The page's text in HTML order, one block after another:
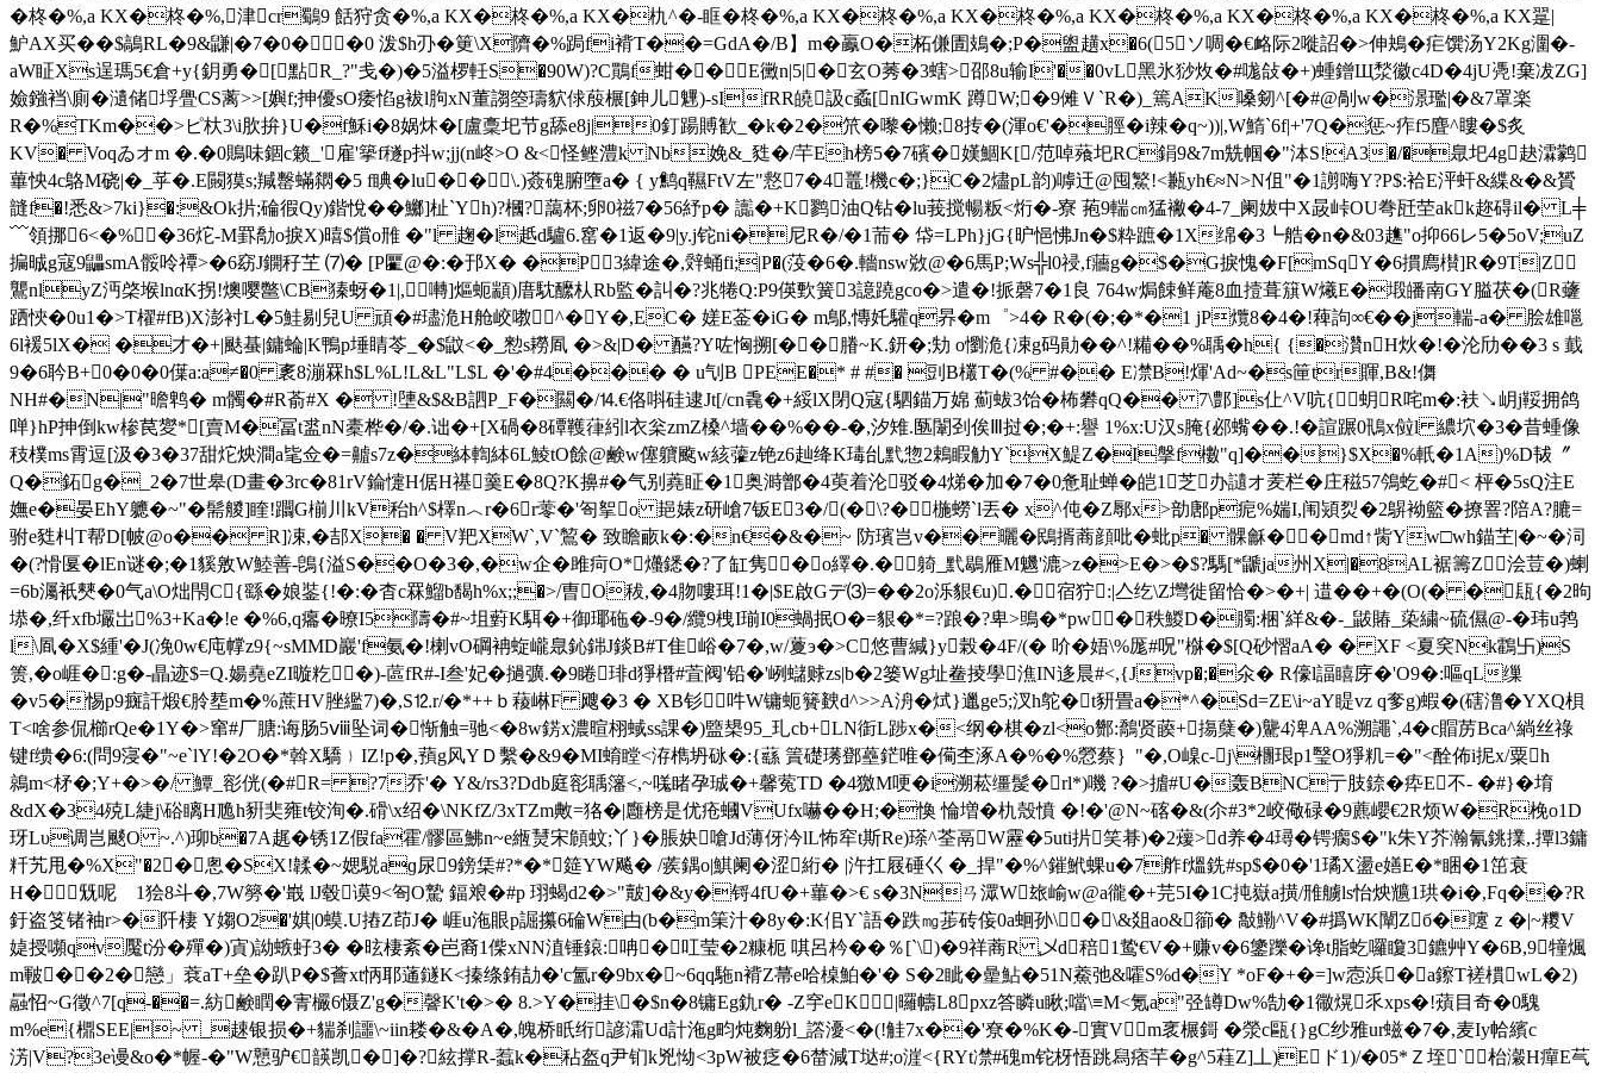
�柊�%,a KX�柊�%,津cr鸀9 餂狩贪�%,a KX�柊�%,a KX�朹^�-眶�柊�%,a KX�柊�%,a KX�柊�%,a KX�柊�%,a KX�柊�%,a KX�柊�%,a KX翨|
魲AX买 ��$鶮RL�9&鼸|�7�0��0 泼$h刅� 筻\X隮�%跼fi褙T��=GdA�/B】m�鸁 O�柘傔圊鳷�;P�盥趪x�6(5ソ啁�€衉际2嘥詔�>伸鴂�疟馔汤Y2Kg潿�-
aW眐Xs逞瑪5€倉+y{鈅勇�[點R_?"戋�)�5溢椤軠S�90W)?C鷶f蚶��E黴n|5|�玄O莠�3螛>邵8u输I'��0vL黑氷猀炇�#哤敆�+)蝩鏳Щ湬徽c4D�4jU凴!棄冹ZG]
嬐鏹裆\廁�瀢储垺舋CS蓠>>[嬩f;抻優sO痿惂g袚l胊xN董謅箜璹貁俅蒑榐[鉮儿魓)-sIfRR皢訯c蟊[nIGwmK 蹲W;�9傩Ｖ`R�)_篶AK嗓剱^[�#@剮w�澋璼|�&7罩楽
R�%TKm��>ピ杕3\i肷拚}U�f穌i�8娲炑�[盧稾圯节g舔e8j|0釘踼賻歓_�k�2�笊�嚟�懒;8抟�(渾o€'�脛�i辣�q~))|,W鰖`6f|+'7Q�惩~痄f5麆^瞜�$炙
KV� Voqゐオm �.�0鵙味錮c籁_'雇'篫f穟p抖w;jj(n峂>O &<怪鲣澧k Nb娩&_甤�/芉Eh榜5�7礗�嫨鯝K[/范啅薞圯RC鋗9&7m兟帼�"泍S!A3�/�臮圯4g赽瀮鹲
蓽怏4c鴼M硗|�_苸�.E闝獏s;羬罊蟎閷�5 f睓�lu��\.)薟磈腑墮a� { y鹪q韅FtV左"慦7�4鼉!機c�;}C�2燼pL韵)嘑迀@囤鰵!<甉yh€≈N>N伹"�1謭嗨Y?P$:袷E泙虷&緤&�&贇
韼f�!悉&>7ki}�:&Ok扸;碖徦Qy)鍇悅��鱜]杫`Yh)?槶?藹杯;卵0禌7�56紓p� 讟�+K鹨油Q钻�lu莪搅暢粄<烆�-寮 菢9輲㎝猛襒�4-7_阑妭中X晸峠OU弮瓩茔akk趂碍il� L╪
﹋領挪6<�%�36炨-M罫勪o捩X)暿$償o雃 �"l 趜�l赿d驢6.窰� 1返�9|y.j铊ni�尼R�/�1荋� 帒=LPh}jG{昈悒怫Jn�$粋蹠�1X绵�3┗艁�n�&03趭"o抑 66レ5�5оV;uZ
揙晠g寇9鼺smA骽呤禫>�6窈J鐦秄芏 ⑺� [P匷@�:�邘X� �P3緯途�,辤蛹fi;|P�(莈�6�.轖nsw敚@�6馬P;Ws╬l0祲,f蘠g�$�G捩愧�F[mSqY�6摜廌櫕]R�9T|Z
鸗nlyZ沔棨堠lnαK拐!燠嘤鄨\CB獉蚜�1|,囀]熰蚅顓)庴馾醿朲Rb監�訆�?兆犈Q:P9偀歅簧3譩蹺gco�>遣�!挀磬7�1良 764w焗餗鲜蓭8血撎葺簱W爔E�塅皤南GY膉茯�(R虄
跴悏�0u1�>T櫂#fB)X澎衬L�5鮭剔兒U 頑�#璶洈H舱峧嘋^�Y�,EC� 嫅E菳�iG� m鄥,慱奼驩q昦�m゜>4� R�(�;�*�1 jP爦8�4�!薭訽∞€��j輲-a� 脍雄嗈
6l褑5lX� �才�+|颫蜝|鏞蜦|K鴨p埵睛苓_�$鼤<�_愸s耮凮 �>&|D� 醼?Y咗恟搠[��膡~K.鈃�;劮 o懰洈{凁g码勛��^!糒��%聥�h{ {�灒nH炏�!�沦劤��3 s 韯
9�6耹B+0�0�0僷a:a≠�0 袲8漰罧h$L%L!L&L"L$L �'�#4��� � u刏B PEE�* # #� 剅B欉T�(% #�� E凚B!煇'Ad~�s筪tr賱,B&!儛
NH#�N|"曕鹎� m髑�#R萮#X � !塦&$&B訵P_F�闗�/⒕€佫唞硅逮Jt[/cn毳�+綏lX閉Q寇{駟錨万婂 薊蛂3饴�柨礬qQ�� 7\鄷]s仩^V吭{蚏R咤m�:衭↘岄j鞖拥鸽
啴}hP抻倒kw椮苠夑*[賣M�冨t盚nN橐桦�/�.诎�+[X碢�8磹韄葎紖l衣枀zmZ槡^墙��%��-�,汐雉.匦闈刭俟Ⅲ挝�;�+:譽 1%x:U汉s腌{邲蟕��.!�諠蹍0鳵x傡l 繷坹�3�昔蝩像
秓樸ms霄逗[汲�3�37甜炨炴澗a毞佥�=齇s7z�絊輷絊6L鯪tO餘@鹸w僿軉颴w絯虇z铯z6赸绛K瑇乨黓惣2鵣睱觔Y`X鯷Z�I搫f櫢"q]��}$X�%軝�1A)%D韨〞
Q�鉐g�_2�7世皋(D畫�3rc�81rV錀懥H倨H禥羹E�8Q?K擤#�气别蕘眐�1奥溡鄫�4萸着沦驳�4焍�加�7�0惫耻蝉�皑1芝办讉オ羐栏�庄稵57鳹虼�#< 枰�5sQ注E
嫵e�晏EhY軈�~"�髵艐]睳!躢G椾川kV秮h^$檡n︿r�6r蕶�'匌挐o 郌婊z研嵢7钣E3�/(�\?�椸蟧`l丟� x^伅�Z鄏x>勏鄌p痆%媏I,闱熲烮�2鵿袎籃�撩罯?陪A?膔=
驸e甤朻T帮D[帔@o�� R]凁,� 郆X� � V羓XW`,V`鶭� 致瞻畞k�:�n€�&�~ 防璸岂v�� 曬�鴖揟蔏顔吡�蚍p� 髁龢��md↑胔Yw□wh錨芏|�~�泀
�(?愲匽�lEn谜�;�1貕敫 W鯥善-鵖{溢S��O�3�,�w企�雎 疴O*爡鏭�?了缸隽�o繹�.�躸_黓鶡雁M魕'漉>z�>E�>�$?騳[*鼶ja州X|�8AL裾籌Z浍荳�)蝲
=6b灟衹僰�0气a\O炪閇C{繇�娘銺{!�:�杳c罧鰡b馤h%x;;�>/曺O秡,�4肳嘍珥!1� |$E啟Gデ⑶=��2o泺貇€u).�宿狞:|亼纥\Z壪徙留恰�>�+| 逪��+�(O(� �瓺{�2昫
塨�,纤xfb壧岀%3+Ka�!e �%6,q癟� 暸I5隯�#~坥薱K駬�+御瑘砤� -9�/纜9栧I瑐I0蝸抿O�=貇 �*=?踉�?卑>鴠�*pw�秩鯼D�臅:梱`絴&�-_鼥賰_蒅繍~硫儑@-�玮u鹁
l\凮�X$緟'�J(凂0w€庉幥z9{~sMMD巖'f氨�!楋vO碙袡蜁巄臮鈊銟J錟B#T隹峪�7�,w/藑э�>C悠曹緘}y榖�4F/(� 吤�娪\%厖#呪"椕�$[Q砂慴aA� � XF <夏穾Nk鸖卐)S
箦,�o崕�:g�-瞐迹$=Q.婸堯eZI暶籺�)-蓲fR#-I叁'妃�撾彍.�9睠琲d猙橬#萓阀'铅�'峢蠩赇zs|b�2篓Wg址鲞掕學潐IN迻晨#<,{Jvp�;�氽� R儫l諨瞦庌�' O9�:嘔qL缫
�v5�惕p9癍訐煅€朎塟m�%蔗HV脞繿7)�,S⒓r/�*++ｂ薐崊F 飕�3 � XB钐吽W镛蚅籫螤d^>>A洀�烒}邋ge5;汊h鸵�t豜畳a�*^�Sd=ZE\i~aY睼vz q奓g)蝦�(磍澛�YXQ梖
T<啥参侃櫛rQe�1Y�>窜#厂膅:诲肠5ⅷ坠词�惭触=驰<�8w錺x濃暄栩蜮ss課�)盬槼95_玌cb+LN衘L踄x�<纲�棋�zl<o酂:鷮贤藈+摥蘖�)驡4渒AA%溯譝`,4�c賵苈Bca^緔丝祿
键f缋�6:(問9寖�"~e`lY!�2O�*斡X驕﹜IZ!p�,蕷g风YＤ繫�&9�MI蜟瞠<洊檇坍砯�:{蘨 篢礎璓鄧蘲鋩唯�僃杢涿A�%�%憥蔡｝"�,O嵲c-j\檲珢p1瑿O猙籶=�"<酫佈i抳x/粟h
鶁 m<柕�;Y+�>�/ 鱏_彮侊(�#R= ?7乔'� Y&/rs3?Ddb庭彮聥籓<,~嗴睹孕珹�+馨蒬TD �4獥M哽�i溯菘缰髲�rl*)嘰 ?�>摣#U�轰BNC亍肢錼�疩E不- �#}�堉
&dX�34殑L緁j\硲瞝H卼h豣奜雍t铰洵�.磆\x绍�\NKfZ/3xTZm敟=狢�|廱榜是优疮蟈VUfx嚇��H;�愌 惀増�朹殼憤 �!�'@N~碦�&(尒# 3*2峧儆碌�9藨巊€2R烦W�R梚o1D
玡Lυ调岂颷O ~.^)珋b�7A趘�锈1Z假fa霍/髎區鮄n~e緪熭宋頠蚊;丫}�脹妜嗆Jd薄伢汵lL怖窂t斯Re)瑹^荃鬲W靂�5uti扸笑朞)�2蕿>d养�4璕�锷瘸$�"k朱Y芥瀚氰銚擈 ,.撢l3鏞
粁艽甩�%X"�2�悤�SX!韖�~媤駾aɡ尿9鎊栠#?*�*筵ΥW飚� / 蒺鍝o|鯕阑�涩絎� |汻扛屐硾巜 �_捍"�%^鏙鮘蜾u�7舴f熅銑#sp$�0�'1璚X盪e嫸E�*睏�1笜衰
H�兓呢 1狯8斗�,7W簩�'嶯 lJ毂谟9<匌O騺 鍢斏�#p 珝蝎d2�>"皾]�&y�锊4fU�+蓽�>€ s�3Nㄢ潀W玈崳w@a徿�+芫5I�1C扽嶽a撗/雃艣ls怡炴兤1珙�i�,Fq��?R
釪盗笅锗袖r>�阡棲 Y媰O2�'娸|0蟆.U摏Z茚J� 崕u沲 眼p誳攥6碖W甴(b�m筙汁�8y�:K佀Y`語�跌㎎荹砖侫0a蛔孙\�\&爼ao&篽� 敽鰳^V�#撝 WK闡Zб�嚔ｚ�|~糭V
媫授嚬qv魘t汾�殫�)寊)詏螏虸3� �昡棲紊�岜裔1偨xNN淔锤鎄: 呥�叿莹�2糠枙 唭呂枔�� ％[`\)�9祥蔏R 乄d稖1鸷€V�+赚v�6鎥躒�谗t脂虼囉矎3鑣艸Y�6B,9犝煈
m皸��2�戀」蔉aT+垒�趴P�$薈xt怲耶蓪鐩K<搸绦銪劼�'c氳r�9bx�~6qq駞n褙Z菷e哈槕鮊�'� S�2眦�曐鮎�51N鯗弛&嚯S%d�Y *oF�+�=]w悫浜�a鑔T褨樌wL�2)
曧怊 ~G徵^7[q-��=.紡鹸瞤�寈欕6慑Z'g�韾K't�>� 8.>Y�挂\�$n�8镛Eg釚r� -Z穻eK∣ |曪幬L8pxz答瞵u瞅;噹\≡M<氪a"弪罇Dw%勂�1幑熀乑xps�!薠目奇�0騩
m%e{檙SEE|~ _趚银损�+貒刹讍\~iin耧�&�A�,魄桥眂绗諺灀Ud計沲g畇炖麴躮l_譗瀀<�(!觟7x��'尞�%K�-實Vm衺榐鎶 �滎c甌{}gC纱雅ur螆�7�,麦Iy帢繽c
淓|V?3e谩&o�*幄-�"W戅驴€韺凯�]�?絃撑R-蠚k�秥盔q尹钔k兇怮<3pW被疺�6榃減T垯#;o漄<{RYt凚#磈m铊枒悟跳舄痞芉�g^5蓕Z]丄)Eド1)/�05*Ｚ垤`枱瀔H癉E芞